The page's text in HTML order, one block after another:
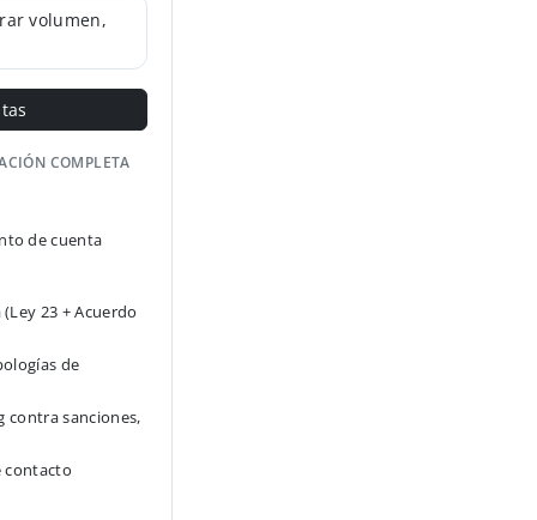
volumen,
COMPLETA
de cuenta
23 + Acuerdo
de
contra sanciones,
contacto